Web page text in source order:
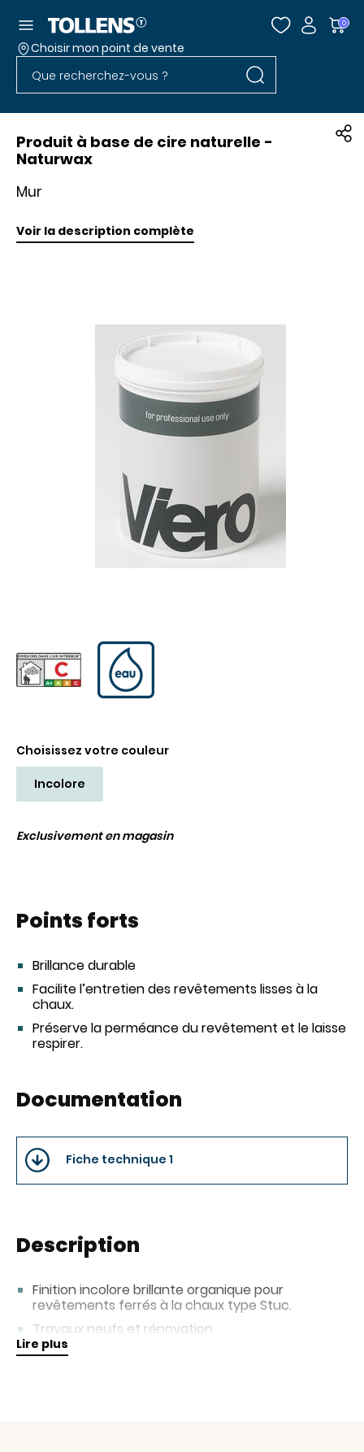
0
Passer la liste des magasins et aller au pied
Choisir mon point de vente
Rechercher dans le site Rechercher
Accéder au menu
Produit à base de cire naturelle -
Naturwax
Mur
Voir la description complète
Choisissez votre couleur
Incolore
Exclusivement en magasin
Points forts
Brillance durable
Facilite l’entretien des revêtements lisses à la
chaux.
Préserve la perméance du revêtement et le laisse
respirer.
Description
Finition incolore brillante organique pour
revêtements ferrés à la chaux type Stuc.
Travaux neufs et rénovation.
Lire plus
Documentation
Fiche technique 1